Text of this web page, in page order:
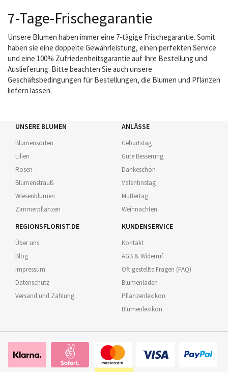
7-Tage-Frischegarantie
Unsere Blumen haben immer eine 7-tägige Frischegarantie. Somit
haben sie eine doppelte Gewährleistung, einen perfekten Service
und eine 100% Zufriedenheitsgarantie auf Ihre Bestellung und
Auslieferung. Bitte beachten Sie auch unsere
Geschäftsbedingungen für Bestellungen, die Blumen und Pflanzen
liefern lassen.
UNSERE BLUMEN
Blumensorten
Lilien
Rosen
Blumenstrauß
Wiesenblumen
Zimmerpflanzen
ANLÄSSE
Geburtstag
Gute Besserung
Dankeschön
Valentinstag
Muttertag
Weihnachten
REGIONSFLORIST.DE
Über uns
Blog
Impressum
Datenschutz
Versand und Zahlung
KUNDENSERVICE
Kontakt
AGB & Widerruf
Oft gestellte Fragen (FAQ)
Blumenladen
Pflanzenlexikon
Blumenlexikon